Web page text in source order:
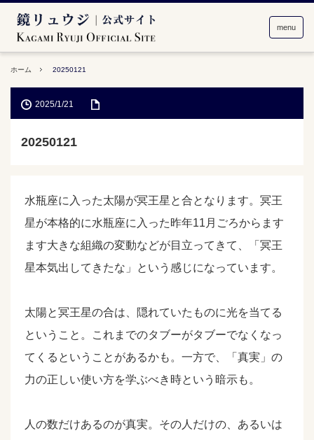
menu
ホーム 20250121
2025/1/21
20250121
水瓶座に入った太陽が冥王星と合となります。冥王
星が本格的に水瓶座に入った昨年11月ごろからます
ます大きな組織の変動などが目立ってきて、「冥王
星本気出してきたな」という感じになっています。
太陽と冥王星の合は、隠れていたものに光を当てる
ということ。これまでのタブーがタブーでなくなっ
てくるということがあるかも。一方で、「真実」の
力の正しい使い方を学ぶべき時という暗示も。
人の数だけあるのが真実。その人だけの、あるいは